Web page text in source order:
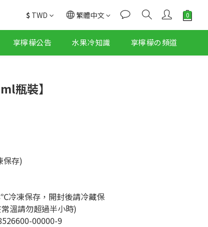
$ TWD 繁體中文
享檸檬公告 水果冷知識 享檸檬の頻道
瓶裝】
保存)
冷凍保存，開封後請冷藏保
溫請勿超過半小時)
00000-9